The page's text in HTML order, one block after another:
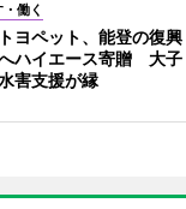
働く
ヨペット、能登の復興
ハイエース寄贈 大子
害支援が縁